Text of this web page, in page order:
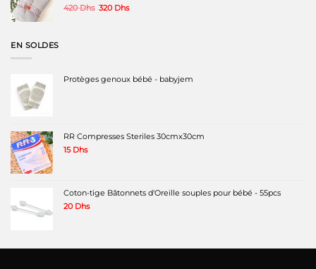
420Dhs Le
320 DhsLe
EN SOLDES
Protèges genoux bébé - babyjem
RR Compresses Steriles 30cmx30cm
15 Dhs
Coton-tige Bâtonnets d'Oreille souples pour bébé - 55pcs
20 Dhs